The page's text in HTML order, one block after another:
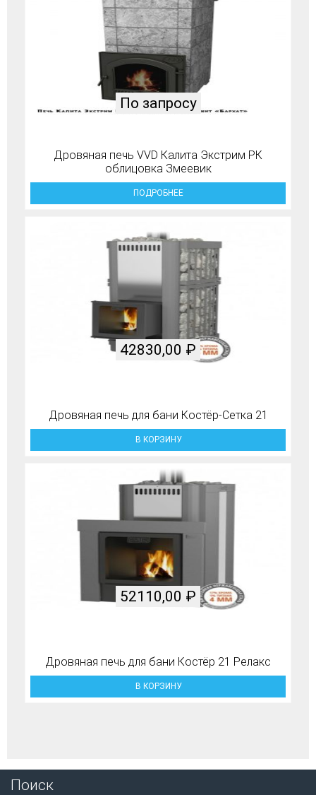
Дровяная печь VVD Калита Экстрим РК
облицовка Змеевик
По запросу
ПОДРОБНЕЕ
Дровяная печь для бани Костёр-Сетка 21
42830,00 ₽
В КОРЗИНУ
Дровяная печь для бани Костёр 21 Релакс
52110,00 ₽
В КОРЗИНУ
Поиск